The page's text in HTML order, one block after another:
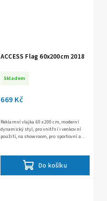
ACCESS Flag 60x200cm 2018
Skladem
669 Kč
Do košíku
Reklamní vlajka 60 x 200 cm, moderní
dynamický styl, pro vnitřní i venkovní
použití, na showroom, pro sportovní a